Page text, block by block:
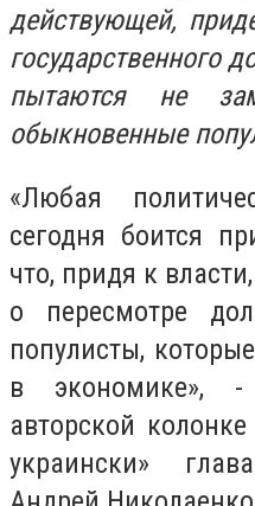
действующей,
государственного
пытаются не
обыкновенные
«Любая
сегодня боится
что, придя к
о пересмотре
популисты,
в экономике»,
авторской
украински»